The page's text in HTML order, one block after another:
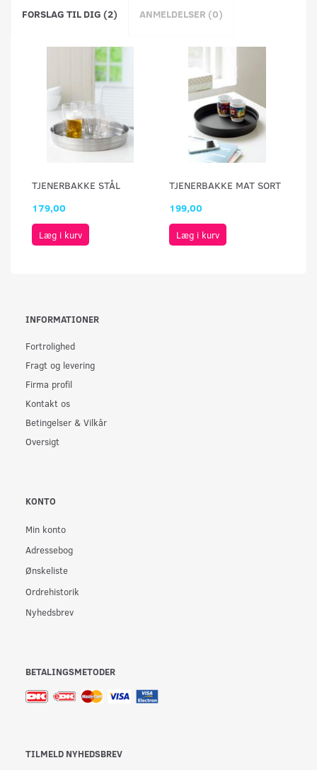
FORSLAG TIL DIG (2) ANMELDELSER (0)
TJENERBAKKE STÅL
179,00
Læg i kurv
TJENERBAKKE MAT SORT
199,00
Læg i kurv
INFORMATIONER
Fortrolighed
Fragt og levering
Firma profil
Kontakt os
Betingelser & Vilkår
Oversigt
KONTO
Min konto
Adressebog
Ønskeliste
Ordrehistorik
Nyhedsbrev
BETALINGSMETODER
TILMELD NYHEDSBREV